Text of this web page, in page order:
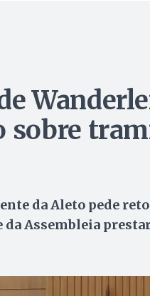
sobre
da Aleto pede
Assembleia